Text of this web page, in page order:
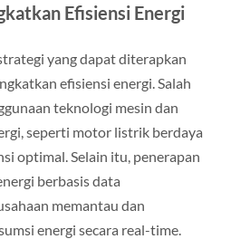
Efisiensi Energi
yang dapat diterapkan
efisiensi energi. Salah
teknologi mesin dan
seperti motor listrik berdaya
optimal. Selain itu, penerapan
berbasis data
memantau dan
energi secara real-time.